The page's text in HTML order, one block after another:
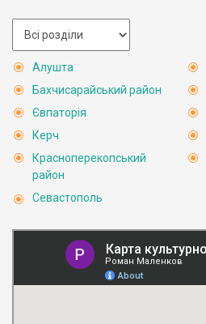
Алушта
Бахчисарайський район
Євпаторія
Керч
Красноперекопський
район
Севастополь